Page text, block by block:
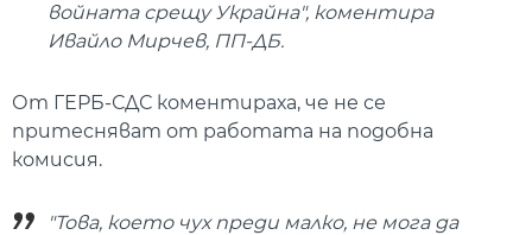
войната срещу Украйна", коментира
Ивайло Мирчев, ПП-ДБ.
От ГЕРБ-СДС коментираха, че не се
притесняват от работата на подобна
комисия.
"Това, което чух преди малко, не мога да